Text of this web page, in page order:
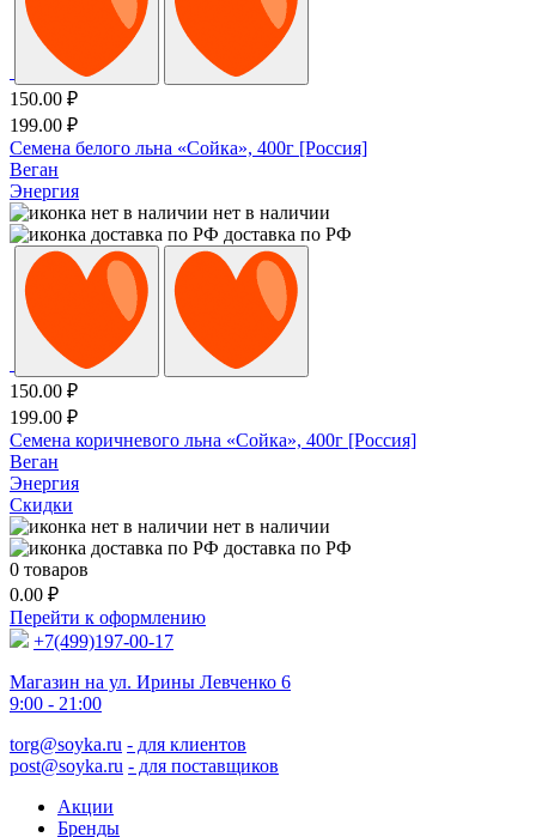
150.00 ₽
199.00 ₽
Семена белого льна «Сойка», 400г [Россия]
Веган
Энергия
нет в наличии
доставка по РФ
150.00 ₽
199.00 ₽
Семена коричневого льна «Сойка», 400г [Россия]
Веган
Энергия
Скидки
нет в наличии
доставка по РФ
0 товаров
0.00 ₽
Перейти к оформлению
+7(499)197-00-17
Магазин на ул. Ирины Левченко 6
9:00 - 21:00
torg@soyka.ru - для клиентов
post@soyka.ru - для поставщиков
Акции
Бренды